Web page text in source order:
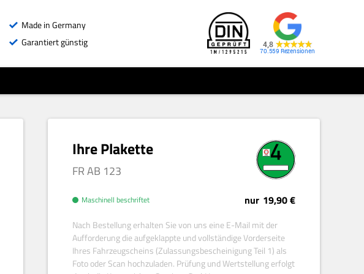
Made in Germany
Garantiert günstig
4,8
70.559
Ihre Plakette
FRAB 123
Maschinell beschriftet nur 19,90 €
Nach Bestellung erhalten Sie von uns eine E-Mail mit der
Aufforderung die aufgeklappte und vollständige Vorderseite
Ihres Fahrzeugscheins (Zulassungsbescheinigung Teil 1) als
Foto oder Scan hochzuladen. Prüfung und Wertstellung erfolgt